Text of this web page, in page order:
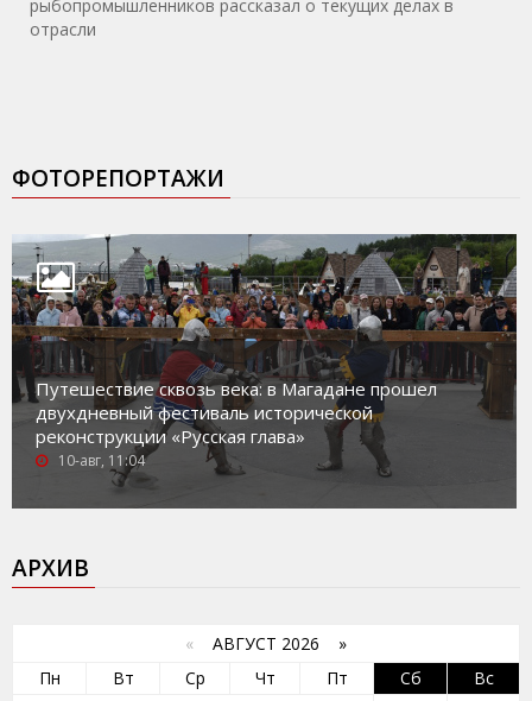
рыбопромышленников рассказал о текущих делах в
отрасли
ФОТОРЕПОРТАЖИ
Путешествие сквозь века: в Магадане прошел
двухдневный фестиваль исторической
реконструкции «Русская глава»
10-авг, 11:04
АРХИВ
« АВГУСТ 2026 »
Пн
Вт Ср Чт Пт Сб
Вс